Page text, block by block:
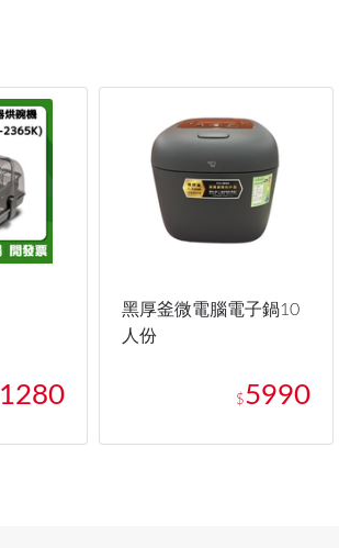
1280
黑厚釜微電腦電子鍋10
人份
$5990